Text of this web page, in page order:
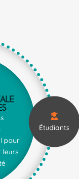

Étudiants
pour
leurs